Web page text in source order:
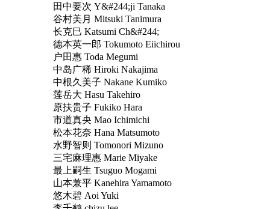
田中要次 Y&#244;ji Tanaka
谷村美月 Mitsuki Tanimura
长克巳 Katsumi Ch&#244;
德本英一郎 Tokumoto Eiichirou
户田惠 Toda Megumi
中岛广稀 Hiroki Nakajima
中根久美子 Nakane Kumiko
莲岳大 Hasu Takehiro
原扶贵子 Fukiko Hara
市道真央 Mao Ichimichi
松本花奈 Hana Matsumoto
水野智则 Tomonori Mizuno
三宅麻理惠 Marie Miyake
最上嗣生 Tsuguo Mogami
山本兼平 Kanehira Yamamoto
悠木碧 Aoi Yuki